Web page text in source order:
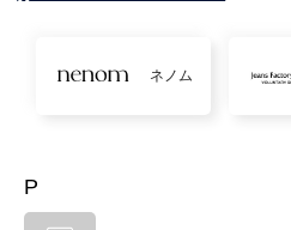
ネノム
P